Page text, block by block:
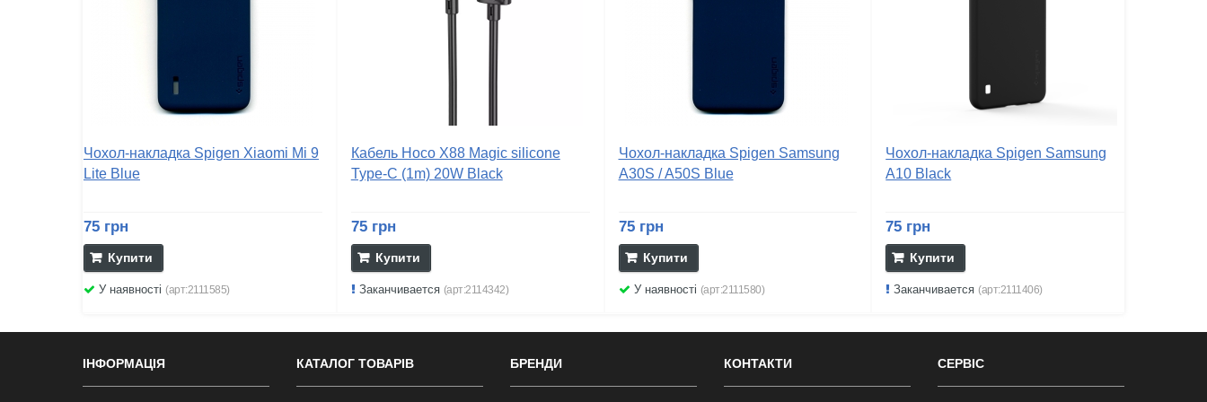
Чохол-накладка Spigen Xiaomi Mi 9
Lite Blue
75 грн
Купити
У наявності (арт:2111585)
Кабель Hoco X88 Magic silicone
Type-C (1m) 20W Black
75 грн
Купити
Заканчивается (арт:2114342)
Чохол-накладка Spigen Samsung
A30S / A50S Blue
75 грн
Купити
У наявності (арт:2111580)
Чохол-накладка Spigen Samsung
A10 Black
75 грн
Купити
Заканчивается(арт:2111406)
ІНФОРМАЦІЯ КАТАЛОГ ТОВАРІВ БРЕНДИ КОНТАКТИ СЕРВІС